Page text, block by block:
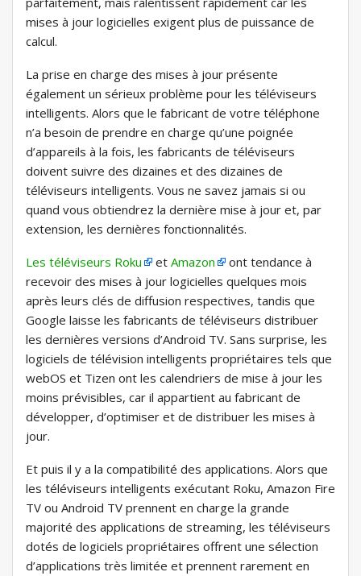
mises à jour logicielles exigent plus de puissance de
calcul.
La prise en charge des mises à jour présente
également un sérieux problème pour les téléviseurs
intelligents. Alors que le fabricant de votre téléphone
n’a besoin de prendre en charge qu’une poignée
d’appareils à la fois, les fabricants de téléviseurs
doivent suivre des dizaines et des dizaines de
téléviseurs intelligents. Vous ne savez jamais si ou
quand vous obtiendrez la dernière mise à jour et, par
extension, les dernières fonctionnalités.
Les téléviseurs Roku et Amazon
ont tendance à
recevoir des mises à jour logicielles quelques mois
après leurs clés de diffusion respectives, tandis que
Google laisse les fabricants de téléviseurs distribuer
les dernières versions d’Android TV. Sans surprise, les
logiciels de télévision intelligents propriétaires tels que
webOS et Tizen ont les calendriers de mise à jour les
moins prévisibles, car il appartient au fabricant de
développer, d’optimiser et de distribuer les mises à
jour.
Et puis il y a la compatibilité des applications. Alors que
les téléviseurs intelligents exécutant Roku, Amazon Fire
TV ou Android TV prennent en charge la grande
majorité des applications de streaming, les téléviseurs
dotés de logiciels propriétaires offrent une sélection
d’applications très limitée et prennent rarement en